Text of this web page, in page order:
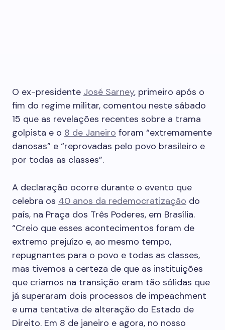
O ex-presidente José Sarney, primeiro após o
fim do regime militar, comentou neste sábado
15 que as revelações recentes sobre a trama
golpista e o 8 de Janeiro foram “extremamente
danosas” e “reprovadas pelo povo brasileiro e
por todas as classes”.
A declaração ocorre durante o evento que
celebra os 40 anos da redemocratização do
país, na Praça dos Três Poderes, em Brasília.
“Creio que esses acontecimentos foram de
extremo prejuízo e, ao mesmo tempo,
repugnantes para o povo e todas as classes,
mas tivemos a certeza de que as instituições
que criamos na transição eram tão sólidas que
já superaram dois processos de impeachment
e uma tentativa de alteração do Estado de
Direito. Em 8 de janeiro e agora, no nosso